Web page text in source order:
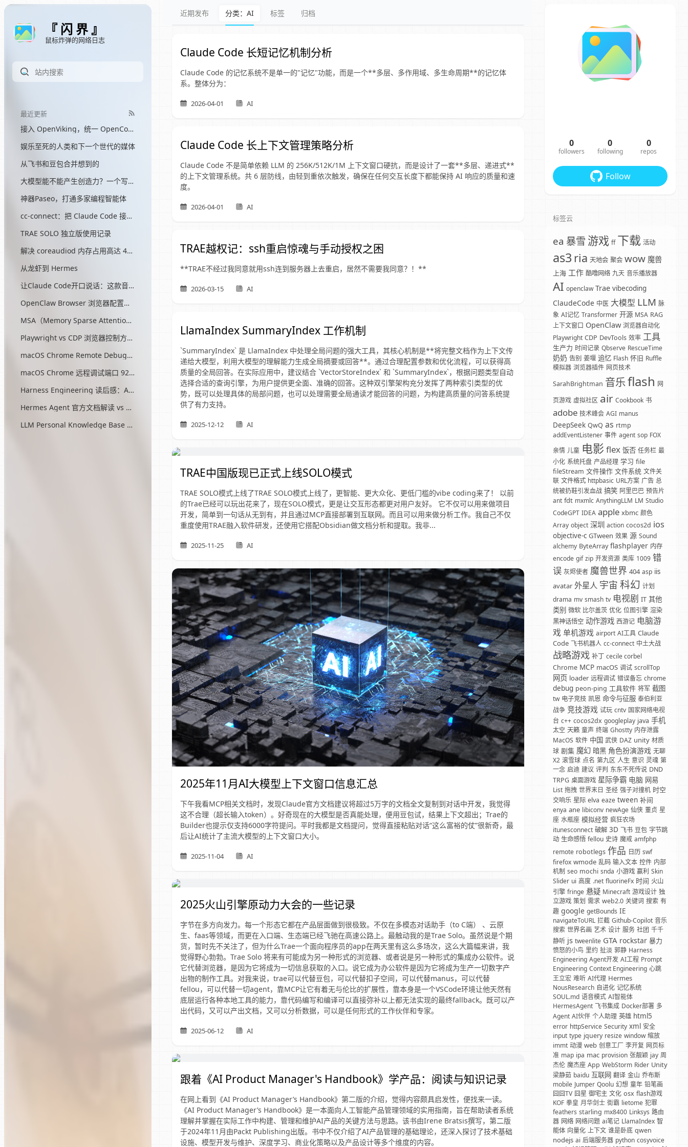
『 闪 界 』
鼠标炸弹的网络日志
最近更新
接入 OpenViking，统一 OpenCode 和 Hermes 的记忆
娱乐至死的人类和下一个世代的媒体
从飞书和豆包合并想到的
大模型能不能产生创造力？一个写了三个月网文的程序员的答案
神器Paseo，打通多家编程智能体
cc-connect：把 Claude Code 接入飞书
TRAE SOLO 独立版使用记录
解决 coreaudiod 内存占用高达 45G 的问题
从龙虾到 Hermes
让Claude Code开口说话：这款音效插件让我把编程玩成了游戏
OpenClaw Browser 浏览器配置指南
MSA（Memory Sparse Attention）— 突破 AI 记忆瓶颈的开源方案
Playwright vs CDP 浏览器控制方式对比
macOS Chrome Remote Debugging 配置
macOS Chrome 远程调试端口 9222 启动问题与最终解决方案
Harness Engineering 读后感：AI工程的第三次范式转移
Hermes Agent 官方文档解读 vs OpenClaw
LLM Personal Knowledge Base Pattern (Karpathy)
近期发布 分类：AI 标签 归档
Claude Code 长短记忆机制分析
Claude Code 的记忆系统不是单一的"记忆"功能，而是一个**多层、多作用域、多生命周期**的记忆体
系。整体分为：
2026-04-01 AI
Claude Code 长上下文管理策略分析
Claude Code 不是简单依赖 LLM 的 256K/512K/1M 上下文窗口硬抗，而是设计了一套**多层、递进式**
的上下文管理系统。共 6 层防线，由轻到重依次触发，确保在任何交互长度下都能保持 AI 响应的质量和速
度。
2026-04-01 AI
TRAE越权记：ssh重启惊魂与手动授权之困
**TRAE不经过我同意就用ssh连到服务器上去重启，居然不需要我同意？！**
2026-03-15 AI
LlamaIndex SummaryIndex 工作机制
`SummaryIndex` 是 LlamaIndex 中处理全局问题的强大工具，其核心机制是**将完整文档作为上下文传
递给大模型，利用大模型的理解能力生成全局摘要或回答**。通过合理配置参数和优化流程，可以获得高
质量的全局回答。在实际应用中，建议结合 `VectorStoreIndex` 和 `SummaryIndex`，根据问题类型自动
选择合适的查询引擎，为用户提供更全面、准确的回答。这种双引擎架构充分发挥了两种索引类型的优
势，既可以处理具体的局部问题，也可以处理需要全局通读才能回答的问题，为构建高质量的问答系统提
供了有力支持。
2025-12-12 AI
TRAE中国版现已正式上线SOLO模式
TRAE SOLO模式上线了TRAE SOLO模式上线了，更智能、更大众化、更低门槛的vibe coding来了！ 以前
的Trae已经可以玩出花来了，现在SOLO模式，更是让交互形态都更对用户友好。 它不仅可以用来做项目
开发，简单到一句话从无到有，并且通过MCP直接部署到互联网。而且可以用来做分析工作。我自己不仅
重度使用TRAE融入软件研发，还使用它搭配Obsidian做文档分析和提取。我非...
2025-11-25 AI
2025年11月AI大模型上下文窗口信息汇总
下午我看MCP相关文档时，发现Claude官方文档建议将超过5万字的文档全文复制到对话中开发，我觉得
这不合理（超长输入token）。好奇现在的大模型是否真能处理，便用豆包试，结果上下文超出；Trae的
Builder也提示仅支持6000字符提问。平时我都是文档提问，觉得直接粘贴对话“这么富裕的仗”很新奇，最
后让AI统计了主流大模型的上下文窗口大小。
2025-11-04 AI
2025火山引擎原动力大会的一些记录
字节在多方向发力。每一个形态它都在产品层面做到很极致。不仅在多模态对话助手（to C端） 、云原
生、faas等领域，而更在入口端、生态端已经飞驰在高速公路上。最触动我的是Trae Solo。虽然说是个期
货，暂时先不关注了，但为什么Trae一个面向程序员的app在两天里有这么多场次，这么大篇幅来讲，我
觉得野心勃勃。Trae Solo 将来有可能成为另一种形式的浏览器、或者说是另一种形式的集成办公软件。说
它代替浏览器，是因为它将成为一切信息获取的入口。说它成为办公软件是因为它将成为生产一切数字产
出物的制作工具。对我来说，trae可以代替豆包，可以代替扣子空间，可以代替manus，可以代替
fellou，可以代替一切agent，靠MCP让它有着无与伦比的扩展性，靠本身是一个VSCode环境让他天然有
底层运行各种本地工具的能力，靠代码编写和编译可以直接弥补以上都无法实现的最终fallback。既可以产
出代码，又可以产出文档，又可以分析数据，可以是任何形式的工作伙伴和专家。
2025-06-12 AI
跟着《AI Product Manager's Handbook》学产品：阅读与知识记录
在网上看到《AI Product Manager’s Handbook》第二版的介绍，觉得内容颇具启发性，便找来一读。
《AI Product Manager’s Handbook》是一本面向人工智能产品管理领域的实用指南，旨在帮助读者系统
理解并掌握在实际工作中构建、管理和维护AI产品的关键方法与思路。该书由Irene Bratsis撰写，第二版
于2024年11月由Packt Publishing出版。书中不仅介绍了AI产品管理的基础理论，还深入探讨了技术基础
设施、模型开发与维护、深度学习、商业化策略以及产品设计等多个维度的内容。
0
followers
0
following
0
repos
Follow
标签云
ea 暴雪 游戏 ff 下载 活动
as3 ria 天地会 聚会 wow 魔兽
上海 工作 酷噜网络 九天 音乐播放器
AI openclaw Trae vibecoding
ClaudeCode 中医 大模型 LLM 脉
象 AI记忆 Transformer 开源 MSA RAG
上下文窗口 OpenClaw 浏览器自动化
Playwright CDP DevTools 效率 工具
生产力 时间记录 Qbserve RescueTime
奶奶 告别 姜堰 追忆 Flash 怀旧 Ruffle
模拟器 浏览器插件 网页技术
SarahBrightman 音乐flash 网
页游戏 虚拟社区 air Cookbook 书
adobe 技术峰会 AGI manus
DeepSeek QwQ as rtmp
addEventListener 事件 agent sop FOX
亲情 儿童 电影 flex 饭否 任务栏 最
小化 系统托盘 产品经理 学习 file
fileStream 文件操作 文件系统 文件关
联 文件格式 httpbasic URL方案 广告 总
统被扔鞋引发血战 搞笑 阿里巴巴 预告片
ant fdt mxmlc AnythingLLM LM Studio
CodeGPT IDEA apple xbmc 颜色
Array object 深圳 action cocos2d ios
objective-c GTween 效果 源 Sound
alchemy ByteArray flashplayer 内存
encode gif zip 开发资源 类库 1009 错
误 灰烬使者 魔兽世界 404 asp iis
avatar 外星人 宇宙 科幻 计划
drama mv smash tv 电视剧 IT 其他
类别 微软 比尔盖茨 优化 位图引擎 渲染
黑神话悟空 动作游戏 西游记 电脑游
戏 单机游戏 airport AI工具 Claude
Code 飞书机器人 cc-connect 中土大战
战略游戏 补丁 cecile corbel
Chrome MCP macOS 调试 scrollTop
网页 loader 远程调试 错误备忘 chrome
debug peon-ping 工具软件 将军 截图
tw 电子竞技 凯恩 命令与征服 泰伯利亚
战争 竞技游戏 试玩 cntv 国家网络电视
台 c++ cocos2dx googleplay java 手机
太空 天籁 童声 终端 Ghostty 内存泄露
MacOS 软件 中国 武侠 DAZ unity 材质
球 剧集 魔幻 暗黑 角色扮演游戏 无聊
X2 滚雪球 点名 第九区 人生 意识 灵魂 第
一念 启迪 建议 评判 东东不死传说 DND
TRPG 桌面游戏 星际争霸 电脑 网易
List 拖拽 世界末日 圣经 强子对撞机 时空
交响乐 星际 elva eaze tween 补间
enya ane libiconv newAge 仙侠 董贞 星
座 水瓶座 模拟经营 疯狂农场
itunesconnect 破解 3D 飞书 豆包 字节跳
动 生命感悟 fellou 史诗 魔戒 amfphp
remote robotlegs 作品 日历 swf
firefox wmode 乱码 输入文本 控件 内部
机制 seo mochi snda 小游戏 赢利 Skin
Slider ui 高度 .net fluorineFx 时间 火山
引擎 fringe 悬疑 Minecraft 游戏设计 独
立游戏 策划 需求 web2.0 关键词 搜索 有
趣 google getBounds IE
navigateToURL 拦截 Github-Copilot 音乐
搜索 世界名画 艺术 设计 服务 社团 千千
静听 js tweenlite GTA rockstar 暴力
愤怒的小鸟 里约 扯淡 郭静 Harness
Engineering Agent开发 AI工程 Prompt
Engineering Context Engineering 心跳
王立宏 难听 AI代理 Hermes
NousResearch 自进化 记忆系统
SOUL.md 语音模式 AI智能体
HermesAgent 飞书集成 Docker部署 多
Agent AI伙伴 个人助理 英雄 html5
error httpService Security xml 安全
input type jquery resize window 缩放
immt 动漫 web 创意工厂 李开复 网页标
准 map ipa mac provision 张靓颖 jay 周
杰伦 魔杰座 App WebStorm Rider Unity
梁静茹 baidu 互联网 翻译 金山 乔布斯
mobile Jumper Qoolu 幻想 童年 铅笔画
囧囧TV 囧星 御宅主 文化 osx flash游戏
KOF 拳皇 月华剑士 街霸 lietome 犯罪
feathers starling mx8400 Linksys 路由
器 网络 网络问题 ai笔记 LlamaIndex 智
能体 向量化 上下文 谁是卧底 qwen
nodejs ai 后端服务器 python cosyvoice